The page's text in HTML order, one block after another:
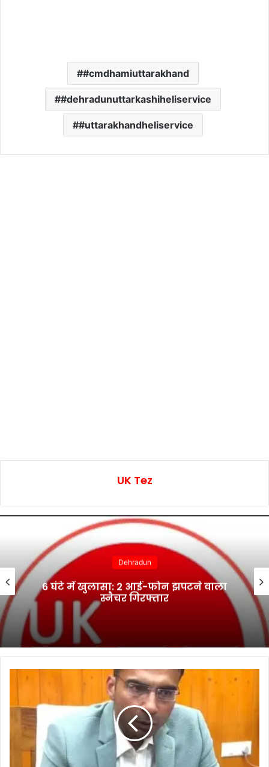
#cmdhamiuttarakhand
#dehradunuttarkashiheliservice
#uttarakhandheliservice
UK Tez
Dehradun
6 घंटे में खुलासा: 2 आई-फोन झपटने वाला
स्नैचर गिरफ्तार